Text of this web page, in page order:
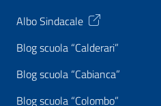
Albo Sindacale
Blog scuola “Calderari”
Blog scuola “Cabianca”
Blog scuola “Colombo”